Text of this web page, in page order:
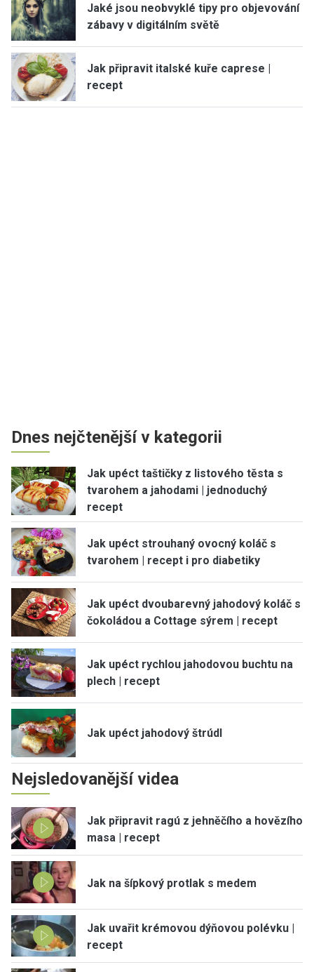
Jaké jsou neobvyklé tipy pro objevování
zábavy v digitálním světě
Jak připravit italské kuře caprese |
recept
Dnes nejčtenější v kategorii
Jak upéct taštičky z listového těsta s
tvarohem a jahodami | jednoduchý
recept
Jak upéct strouhaný ovocný koláč s
tvarohem | recept i pro diabetiky
Jak upéct dvoubarevný jahodový koláč s
čokoládou a Cottage sýrem | recept
Jak upéct rychlou jahodovou buchtu na
plech | recept
Jak upéct jahodový štrúdl
Nejsledovanější videa
Jak připravit ragú z jehněčího a hovězího
masa | recept
Jak na šípkový protlak s medem
Jak uvařit krémovou dýňovou polévku |
recept